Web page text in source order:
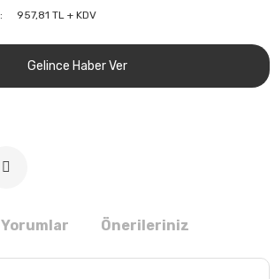
957,81 TL + KDV
Gelince Haber Ver
Yorumlar Önerileriniz